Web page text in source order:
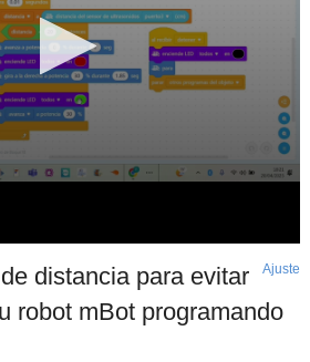
distancia para evitar
robot mBot programando
Ajuste